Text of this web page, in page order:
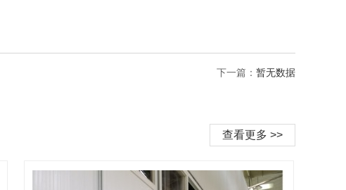
下一篇： 暂无数据
查看更多 >>